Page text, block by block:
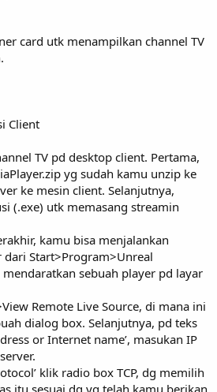
card utk menampilkan channel TV
Client
TV pd desktop client. Pertama,
yg sudah kamu unzip ke
ke mesin client. Selanjutnya,
(.exe) utk memasang streamin
kamu bisa menjalankan
Start>Program>Unreal
sebuah player pd layar
Remote Live Source, di mana ini
dialog box. Selanjutnya, pd teks
or Internet name’, masukan IP
klik radio box TCP, dg memilih
itu sesuai dg yg telah kamu berikan